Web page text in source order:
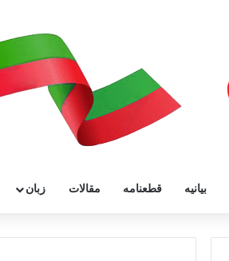
بیانیه قطعنامه مقالات زبان